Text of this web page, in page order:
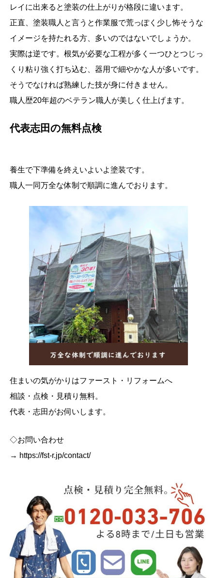
レイに出来ると塗装の仕上がりが格段に違います。
正直、塗装職人と言うと作業服で荒っぽく少し怖そうな
イメージを持たれる方、多いのではないでしょうか。
実際は逆です。根気が必要な工程が多く一つひとつじっ
くり粘り強く打ち込む、器用で細やかな人が多いです。
そうでなければ熟練した技が身に付きません。
職人歴20年超のベテラン職人が美しく仕上げます。
代表志田の無料点検
養生で下準備を終えいよいよ塗装です。
職人一同万全な体制で順調に進んでおります。
住まいの気がかりはファースト・リフォームへ
相談・点検・見積り無料。
代表・志田がお伺いします。
◇お問い合わせ
→ https://fst-r.jp/contact/